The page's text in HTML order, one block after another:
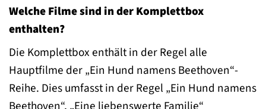
Welche Filme sind in der Komplettbox
enthalten?
Die Komplettbox enthält in der Regel alle
Hauptfilme der „Ein Hund namens Beethoven“-
Reihe. Dies umfasst in der Regel „Ein Hund namens